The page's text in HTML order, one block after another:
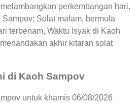
perkembangan hari,
Solat malam, bermula
terbenam, Waktu Isyak di Kaoh
akhir kitaran solat
di Kaoh Sampov
untuk khamis 06/08/2026